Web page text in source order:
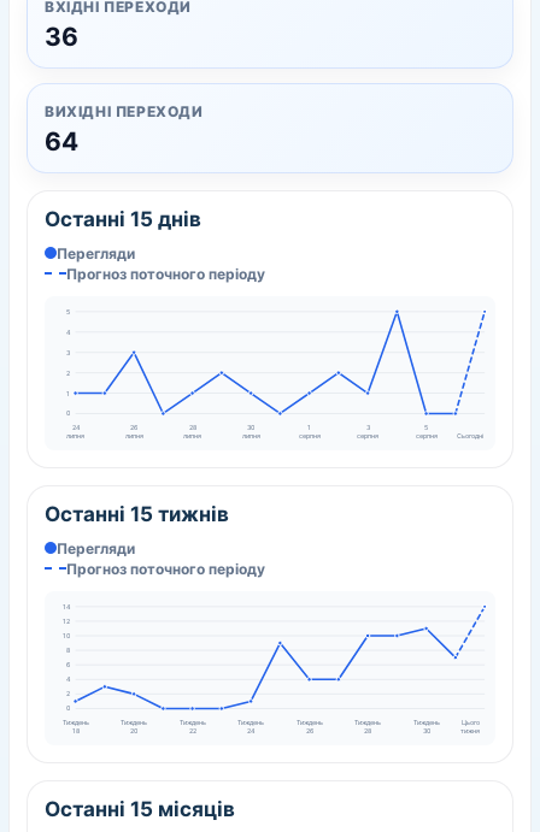
ВХІДНІ ПЕРЕХОДИ
36
ВИХІДНІ ПЕРЕХОДИ
64
Останні 15 днів
Перегляди
Прогноз поточного періоду
5
4
3
2
1
0
24
липня
26
липня
28
липня
30
липня
1
серпня
3
серпня
5
серпня Сьогодні
Останні 15 тижнів
Перегляди
Прогноз поточного періоду
14
12
10
8
6
4
2
0
Тиждень
18
Тиждень
20
Тиждень
22
Тиждень
24
Тиждень
26
Тиждень
28
Тиждень
30
Цього
тижня
Останні 15 місяців